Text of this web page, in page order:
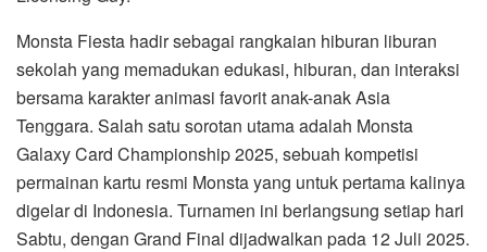
Monsta Fiesta hadir sebagai rangkaian hiburan liburan
sekolah yang memadukan edukasi, hiburan, dan interaksi
bersama karakter animasi favorit anak-anak Asia
Tenggara. Salah satu sorotan utama adalah Monsta
Galaxy Card Championship 2025, sebuah kompetisi
permainan kartu resmi Monsta yang untuk pertama kalinya
digelar di Indonesia. Turnamen ini berlangsung setiap hari
Sabtu, dengan Grand Final dijadwalkan pada 12 Juli 2025.